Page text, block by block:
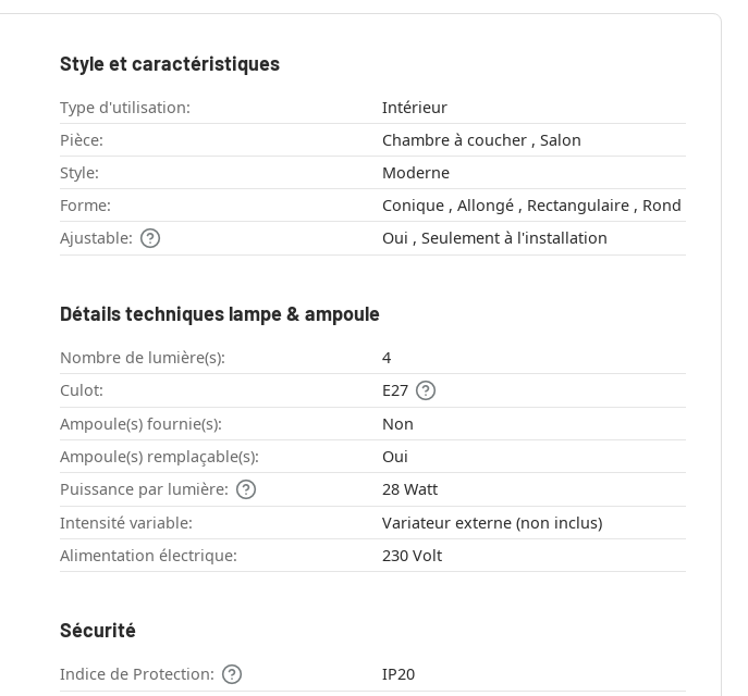
Style et caractéristiques
Type d'utilisation:
Intérieur
Pièce:
Chambre à coucher , Salon
Style:
Moderne
Forme:
Conique , Allongé , Rectangulaire , Rond
Ajustable:
Oui , Seulement à l'installation
Détails techniques lampe & ampoule
Nombre de lumière(s):
4
Culot:
E27
Ampoule(s) fournie(s):
Non
Ampoule(s) remplaçable(s):
Oui
Puissance par lumière:
28 Watt
Intensité variable:
Variateur externe (non inclus)
Alimentation électrique:
230 Volt
Sécurité
Indice de Protection:
IP20